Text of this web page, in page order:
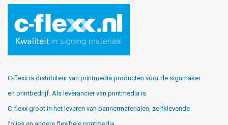
C-flexx is distribiteur van printmedia producten voor de signmaker
en printbedrijf. Als leverancier van printmedia is
C-flexx groot in het leveren van bannermaterialen, zelfklevende